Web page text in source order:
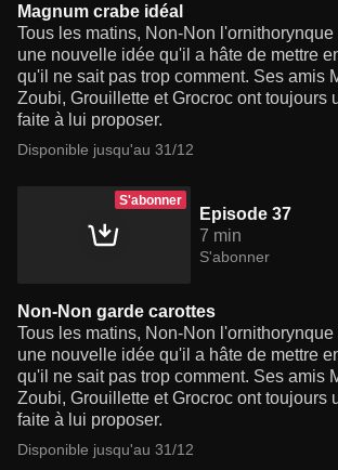
Magnum crabe idéal
Tous les matins, Non-Non
une nouvelle idée qu'il a hâte de mettre
qu'il ne sait pas trop comment. Ses amis
Zoubi, Grouillette et Grocroc ont toujours
faite à lui proposer.
Disponible jusqu'au 31/12
S'abonner
Episode 37
7 min
S'abonner
Non-Non garde carottes
Tous les matins, Non-Non
une nouvelle idée qu'il a hâte de mettre
qu'il ne sait pas trop comment. Ses amis
Zoubi, Grouillette et Grocroc ont toujours
faite à lui proposer.
Disponible jusqu'au 31/12